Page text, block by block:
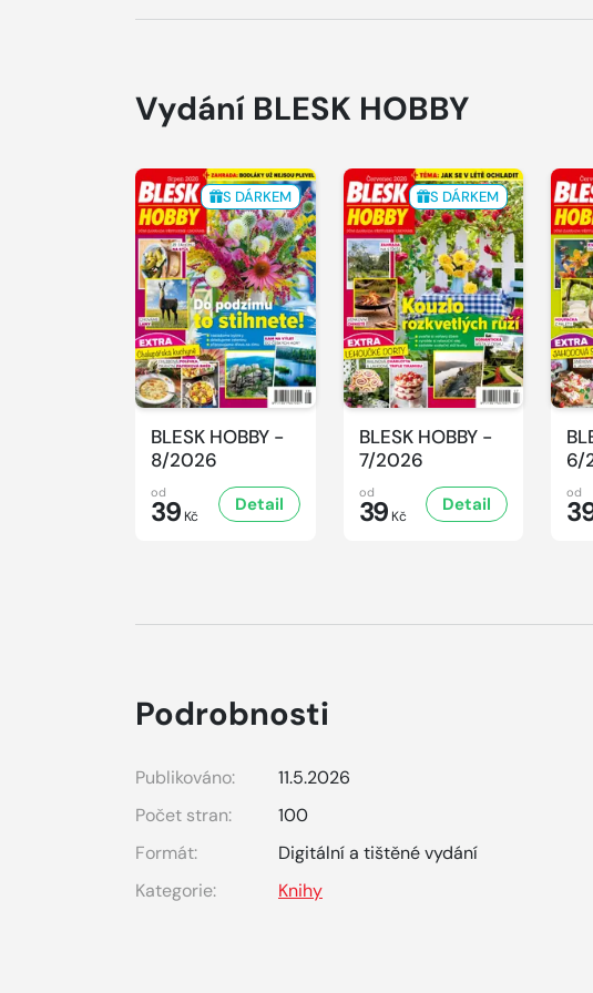
Vydání BLESK HOBBY
S DÁRKEM
BLESK HOBBY -
8/2026
od
39 Kč
Detail
S DÁRKEM
BLESK HOBBY -
7/2026
od
39 Kč
Detail
6/
od
Podrobnosti
Publikováno:
11.5.2026
Počet stran:
100
Formát:
Digitální a tištěné vydání
Kategorie:
Knihy